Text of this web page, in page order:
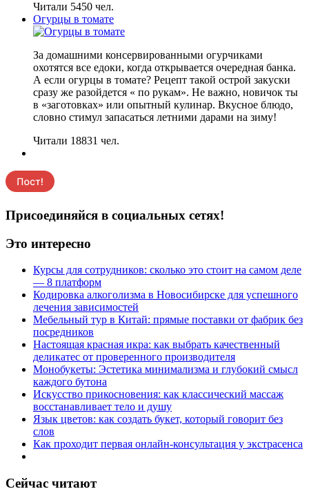
Читали 5450 чел.
Огурцы в томате
За домашними консервированными огурчиками
охотятся все едоки, когда открывается очередная банка.
А если огурцы в томате? Рецепт такой острой закуски
сразу же разойдется « по рукам». Не важно, новичок ты
в «заготовках» или опытный кулинар. Вкусное блюдо,
словно стимул запасаться летними дарами на зиму!
Читали 18831 чел.
Присоединяйся в социальных сетях!
Это интересно
Курсы для сотрудников: сколько это стоит на самом деле
— 8 платформ
Кодировка алкоголизма в Новосибирске для успешного
лечения зависимостей
Мебельный тур в Китай: прямые поставки от фабрик без
посредников
Настоящая красная икра: как выбрать качественный
деликатес от проверенного производителя
Монобукеты: Эстетика минимализма и глубокий смысл
каждого бутона
Искусство прикосновения: как классический массаж
восстанавливает тело и душу
Язык цветов: как создать букет, который говорит без
слов
Как проходит первая онлайн-консультация у экстрасенса
Сейчас читают